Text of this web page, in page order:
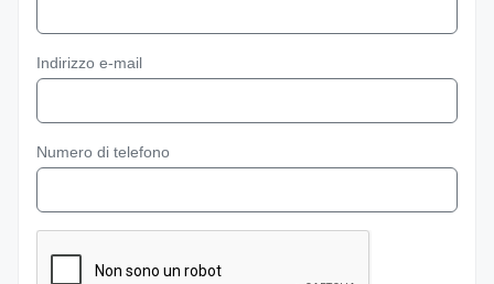
Indirizzo e-mail
Numero di telefono